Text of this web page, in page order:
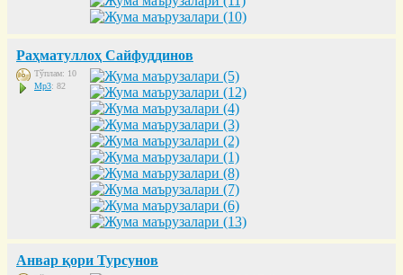
Раҳматуллоҳ Сайфуддинов
Тўплам: 10
Mp3: 82
Анвар қори Турсунов